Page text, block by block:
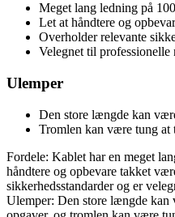
Meget lang ledning på
Let at håndtere og
Overholder relevante
Velegnet til professionelle
Ulemper
Den store længde kan
Tromlen kan være tung at
Fordele: Kablet har en meget
håndtere og opbevare takket
sikkerhedsstandarder og er
Ulemper: Den store længde